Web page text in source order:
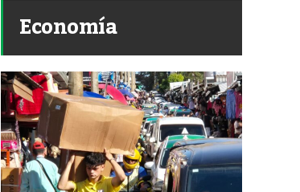
Economía